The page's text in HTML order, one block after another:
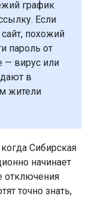
график
Если
похожий
пароль от
— вирус или
в
жители
Сибирская
начинает
отключения
точно знать,